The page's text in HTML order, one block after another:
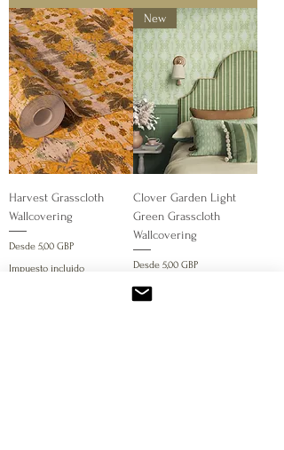
Harvest Grasscloth
Wallcovering
Desde 5,00 GBP
Precio de oferta
Impuesto incluido
New
Clover Garden Light
Green Grasscloth
Wallcovering
Desde 5,00 GBP
Precio de oferta
Impuesto incluido